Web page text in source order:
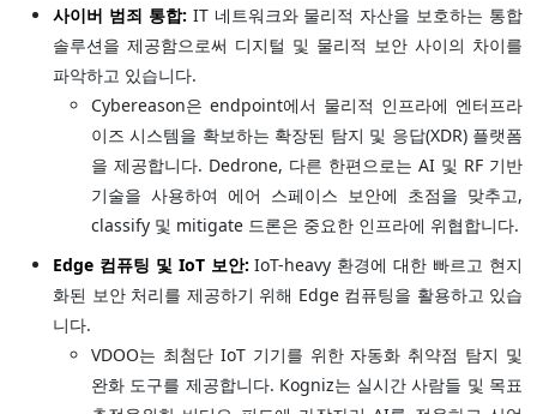
사이버 범죄 통합: IT 네트워크와 물리적 자산을 보호하는 통합
솔루션을 제공함으로써 디지털 및 물리적 보안 사이의 차이를
파악하고 있습니다.
Cybereason은 endpoint에서 물리적 인프라에 엔터프라
이즈 시스템을 확보하는 확장된 탐지 및 응답(XDR) 플랫폼
을 제공합니다. Dedrone, 다른 한편으로는 AI 및 RF 기반
기술을 사용하여 에어 스페이스 보안에 초점을 맞추고,
classify 및 mitigate 드론은 중요한 인프라에 위협합니다.
Edge 컴퓨팅 및 IoT 보안: IoT-heavy 환경에 대한 빠르고 현지
화된 보안 처리를 제공하기 위해 Edge 컴퓨팅을 활용하고 있습
니다.
VDOO는 최첨단 IoT 기기를 위한 자동화 취약점 탐지 및
완화 도구를 제공합니다. Kogniz는 실시간 사람들 및 목표